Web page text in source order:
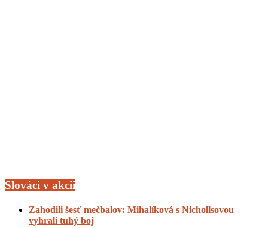
Slováci v akcii
Zahodili šesť mečbalov: Mihalíková s Nichollsovou
vyhrali tuhý boj